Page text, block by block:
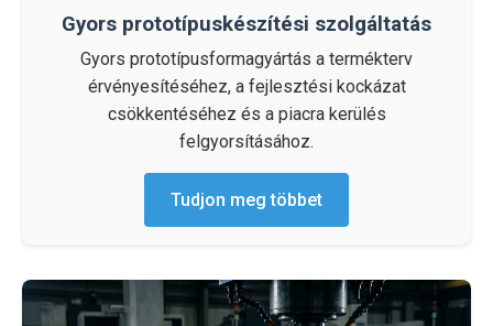
Gyors prototípuskészítési szolgáltatás
Gyors prototípusformagyártás a termékterv
érvényesítéséhez, a fejlesztési kockázat
csökkentéséhez és a piacra kerülés
felgyorsításához.
Tudjon meg többet